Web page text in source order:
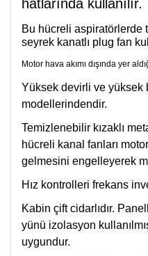
hatlarında kullanılır.
Bu hücreli aspiratörlerde
seyrek kanatlı plug fan
Motor hava akımı dışında yer
Yüksek devirli ve yüksek
modellerindendir.
Temizlenebilir kızaklı
hücreli kanal fanları
gelmesini engelleyerek
Hız kontrolleri frekans
Kabin çift cidarlıdır.
yünü izolasyon
uygundur.